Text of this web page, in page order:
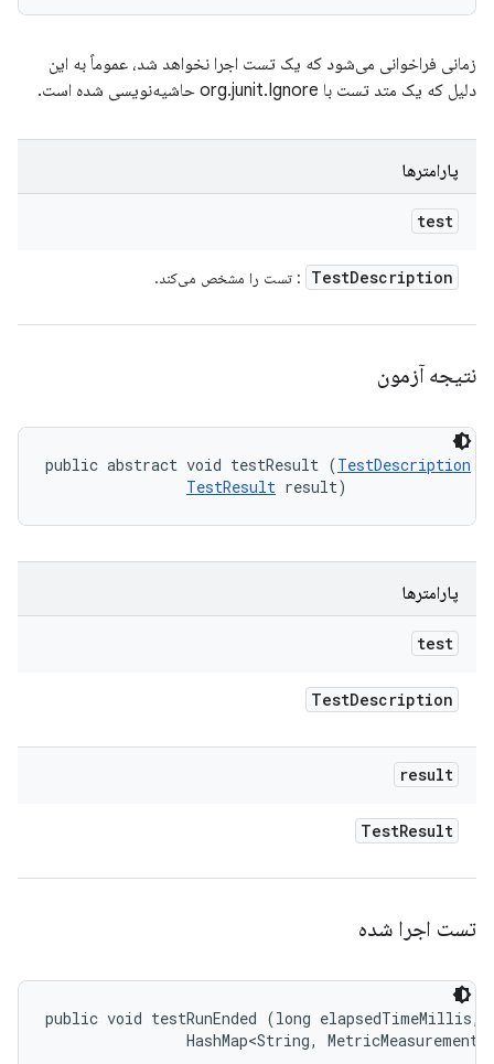
زمانی فراخوانی می‌شود که یک تست اجرا نخواهد شد، عموماً به این
دلیل که یک متد تست با org.junit.Ignore حاشیه‌نویسی شده است.
پارامترها
test
TestDescription : تست را مشخص می‌کند.
نتیجه آزمون
public abstract void testResult (TestDescription
TestResult result)
پارامترها
test
TestDescription
result
TestResult
تست اجرا شده
public void testRunEnded (long elapsedTimeMillis,
HashMap<String,